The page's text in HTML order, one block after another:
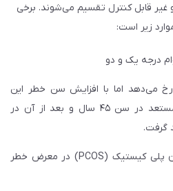
غیر قابل کنترل تقسیم می‌شوند. برخی
زیر است:
درجه یک و دو
می‌دهد اما با افزایش سن خطر این
بیماری افزایش می‌یابد. افراد مستعد در سن ۴۵ سال و بعد از آن در
گرفت.
زنان مبتلا به سندرم تخمدان پلی کیستیک (PCOS) در معرض خطر